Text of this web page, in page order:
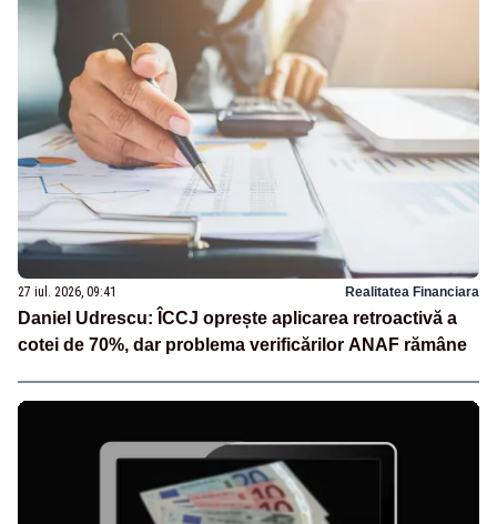
27 iul. 2026, 09:41 Realitatea Financiara
Daniel Udrescu: ÎCCJ oprește aplicarea retroactivă a
cotei de 70%, dar problema verificărilor ANAF rămâne